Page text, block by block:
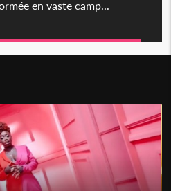
en vaste camp...